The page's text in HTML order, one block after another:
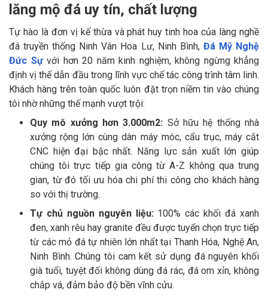
lăng mộ đá uy tín, chất lượng
Tự hào là đơn vị kế thừa và phát huy tinh hoa của làng nghề
đá truyền thống Ninh Vân Hoa Lư, Ninh Bình, Đá Mỹ Nghệ
Đức Sựvới hơn 20 năm kinh nghiệm, không ngừng khẳng
định vị thế dẫn đầu trong lĩnh vực chế tác công trình tâm linh.
Khách hàng trên toàn quốc luôn đặt trọn niềm tin vào chúng
tôi nhờ những thế mạnh vượt trội:
Quy mô xưởng hơn 3.000m2: Sở hữu hệ thống nhà
xưởng rộng lớn cùng dàn máy móc, cẩu trục, máy cắt
CNC hiện đại bậc nhất. Năng lực sản xuất lớn giúp
chúng tôi trực tiếp gia công từ A-Z không qua trung
gian, từ đó tối ưu hóa chi phí thi công cho khách hàng
so với thị trường.
Tự chủ nguồn nguyên liệu: 100% các khối đá xanh
đen, xanh rêu hay granite đều được tuyển chọn trực tiếp
từ các mỏ đá tự nhiên lớn nhất tại Thanh Hóa, Nghệ An,
Ninh Bình. Chúng tôi cam kết sử dụng đá nguyên khối
già tuổi, tuyệt đối không dùng đá rác, đá om xỉn, không
chắp vá, đảm bảo độ bền vĩnh cửu.